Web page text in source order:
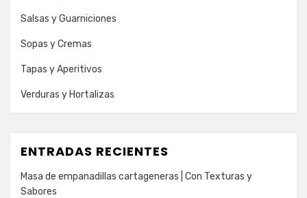
Salsas y Guarniciones
Sopas y Cremas
Tapas y Aperitivos
Verduras y Hortalizas
ENTRADAS RECIENTES
Masa de empanadillas cartageneras | Con Texturas y
Sabores